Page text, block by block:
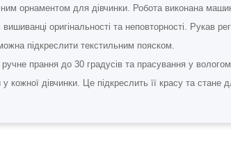
орнаментом для дівчинки. Робота виконана
оригінальності та неповторності. Рукав
підкреслити текстильним пояском.
ручне прання до 30 градусів та прасування у
кожної дівчинки. Це підкреслить її красу та стане